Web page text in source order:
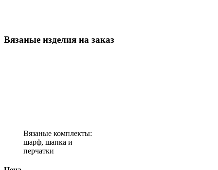
Вязаные изделия на заказ
Вязаные комплекты:
шарф, шапка и
перчатки